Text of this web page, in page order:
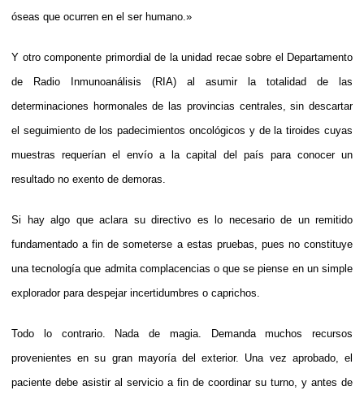
óseas que ocurren en el ser humano.»
Y otro componente primordial de la unidad recae sobre el Departamento
de Radio Inmunoanálisis (RIA) al asumir la totalidad de las
determinaciones hormonales de las provincias centrales, sin descartar
el seguimiento de los padecimientos oncológicos y de la tiroides cuyas
muestras requerían el envío a la capital del país para conocer un
resultado no exento de demoras.
Si hay algo que aclara su directivo es lo necesario de un remitido
fundamentado a fin de someterse a estas pruebas, pues no constituye
una tecnología que admita complacencias o que se piense en un simple
explorador para despejar incertidumbres o caprichos.
Todo lo contrario. Nada de magia. Demanda muchos recursos
provenientes en su gran mayoría del exterior. Una vez aprobado, el
paciente debe asistir al servicio a fin de coordinar su turno, y antes de